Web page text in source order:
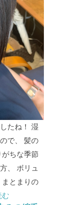
たね！ 湿
で、 髪の
ちな季節
、 ボリュ
まとまりの